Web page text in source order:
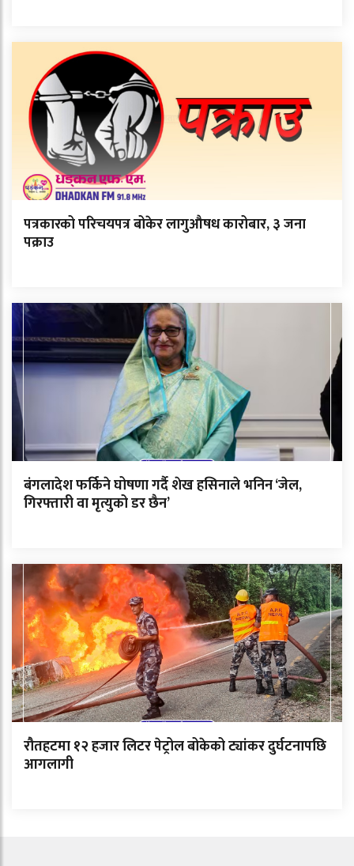
पत्रकारको परिचयपत्र बोकेर लागुऔषध कारोबार, ३ जना
पक्राउ
बंगलादेश फर्किने घोषणा गर्दै शेख हसिनाले भनिन ‘जेल,
गिरफ्तारी वा मृत्युको डर छैन’
रौतहटमा १२ हजार लिटर पेट्रोल बोकेको ट्यांकर दुर्घटनापछि
आगलागी